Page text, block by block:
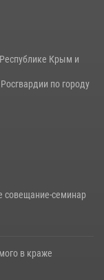
Крым и
по городу
совещание-семинар
в краже